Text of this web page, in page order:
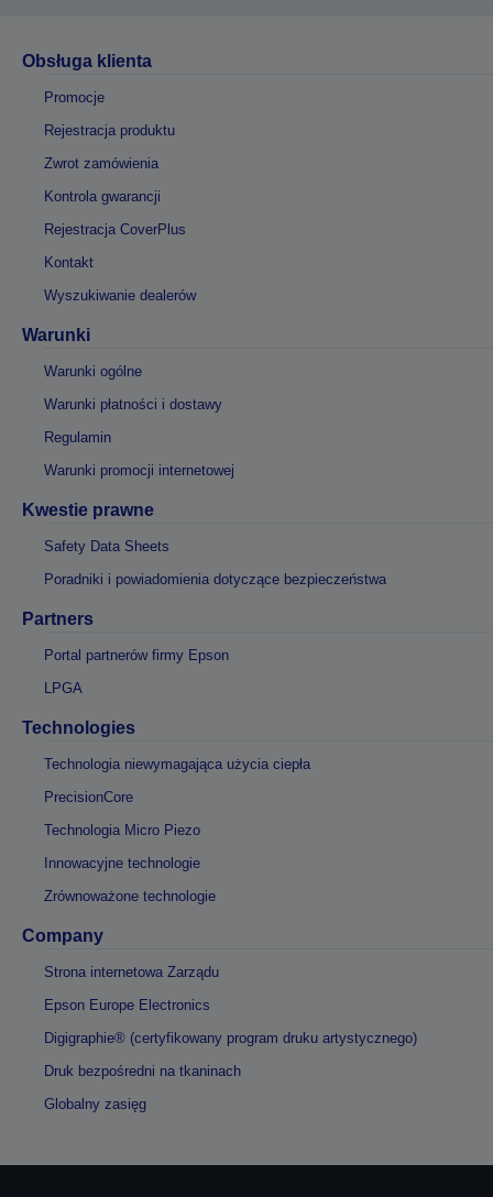
Obsługa klienta
Promocje
Rejestracja produktu
Zwrot zamówienia
Kontrola gwarancji
Rejestracja CoverPlus
Kontakt
Wyszukiwanie dealerów
Warunki
Warunki ogólne
Warunki płatności i dostawy
Regulamin
Warunki promocji internetowej
Kwestie prawne
Safety Data Sheets
Poradniki i powiadomienia dotyczące bezpieczeństwa
Partners
Portal partnerów firmy Epson
LPGA
Technologies
Technologia niewymagająca użycia ciepła
PrecisionCore
Technologia Micro Piezo
Innowacyjne technologie
Zrównoważone technologie
Company
Strona internetowa Zarządu
Epson Europe Electronics
Digigraphie® (certyfikowany program druku artystycznego)
Druk bezpośredni na tkaninach
Globalny zasięg